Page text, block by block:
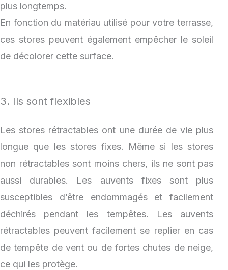
plus longtemps.
En fonction du matériau utilisé pour votre terrasse,
ces stores peuvent également empêcher le soleil
de décolorer cette surface.
3. Ils sont flexibles
Les stores rétractables ont une durée de vie plus
longue que les stores fixes. Même si les stores
non rétractables sont moins chers, ils ne sont pas
aussi durables. Les auvents fixes sont plus
susceptibles d’être endommagés et facilement
déchirés pendant les tempêtes. Les auvents
rétractables peuvent facilement se replier en cas
de tempête de vent ou de fortes chutes de neige,
ce qui les protège.